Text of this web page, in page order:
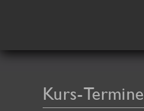
Kurs-Termine